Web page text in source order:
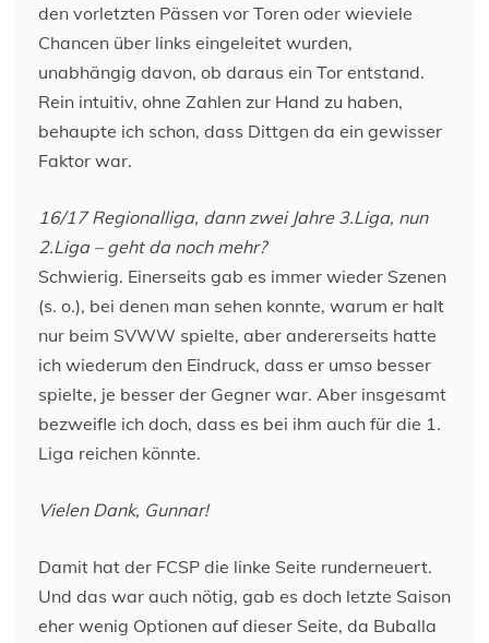
den vorletzten Pässen vor Toren oder wieviele
Chancen über links eingeleitet wurden,
unabhängig davon, ob daraus ein Tor entstand.
Rein intuitiv, ohne Zahlen zur Hand zu haben,
behaupte ich schon, dass Dittgen da ein gewisser
Faktor war.
16/17 Regionalliga, dann zwei Jahre 3.Liga, nun
2.Liga – geht da noch mehr?
Schwierig. Einerseits gab es immer wieder Szenen
(s. o.), bei denen man sehen konnte, warum er halt
nur beim SVWW spielte, aber andererseits hatte
ich wiederum den Eindruck, dass er umso besser
spielte, je besser der Gegner war. Aber insgesamt
bezweifle ich doch, dass es bei ihm auch für die 1.
Liga reichen könnte.
Vielen Dank, Gunnar!
Damit hat der FCSP die linke Seite runderneuert.
Und das war auch nötig, gab es doch letzte Saison
eher wenig Optionen auf dieser Seite, da Buballa